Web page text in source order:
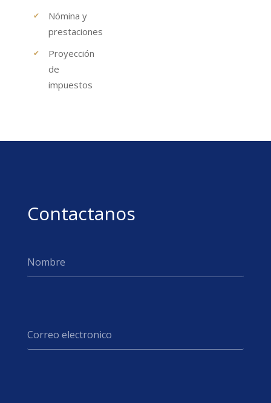
Nómina y
prestaciones
Proyección
de
impuestos
Contactanos